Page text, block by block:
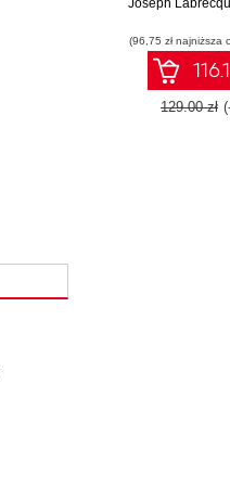
applications
Joseph
(96,75 zł najniższa
129.00 zł